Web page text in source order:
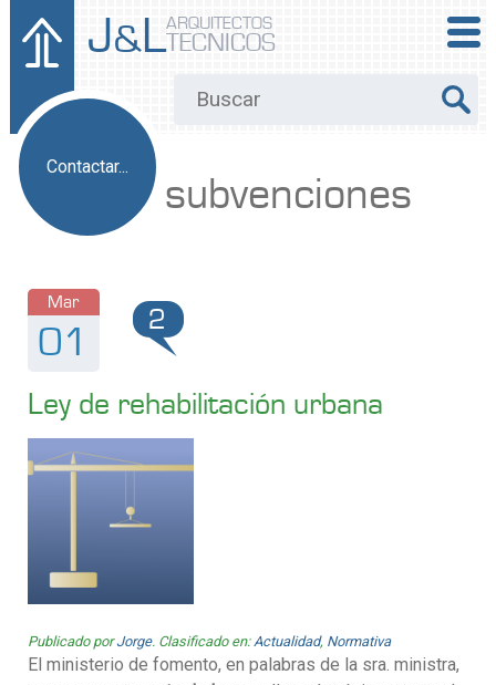
J&LARQUITECTOS
TECNICOS
Contactar...
subvenciones
Mar
01
2
Ley de rehabilitación urbana
Publicado porJorge. Clasificado en: Actualidad, Normativa
El ministerio de fomento, en palabras de la sra. ministra,